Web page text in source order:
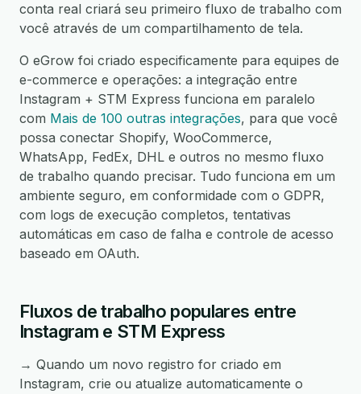
conta real criará seu primeiro fluxo de trabalho com
você através de um compartilhamento de tela.
O eGrow foi criado especificamente para equipes de
e-commerce e operações: a integração entre
Instagram + STM Express funciona em paralelo
com Mais de 100 outras integrações, para que você
possa conectar Shopify, WooCommerce,
WhatsApp, FedEx, DHL e outros no mesmo fluxo
de trabalho quando precisar. Tudo funciona em um
ambiente seguro, em conformidade com o GDPR,
com logs de execução completos, tentativas
automáticas em caso de falha e controle de acesso
baseado em OAuth.
Fluxos de trabalho populares entre
Instagram e STM Express
→ Quando um novo registro for criado em
Instagram, crie ou atualize automaticamente o